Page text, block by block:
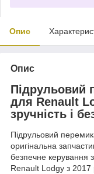
Опис
Опис
Підрульовий
для Renault
зручність і
Підрульовий
оригінальна
безпечне керування
Renault Lodgy з 2017